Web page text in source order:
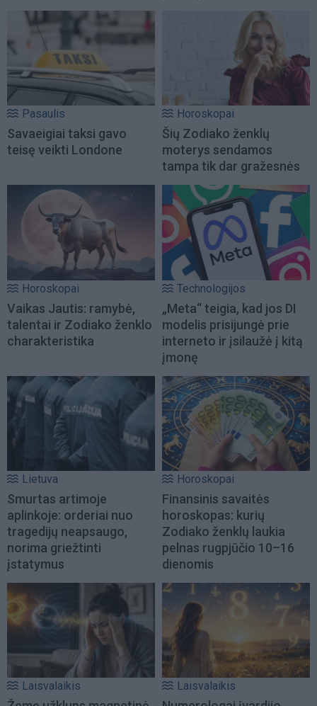
Pasaulis
Savaeigiai taksi gavo
teisę veikti Londone
Horoskopai
Šių Zodiako ženklų
moterys sendamos
tampa tik dar gražesnės
Horoskopai
Vaikas Jautis: ramybė,
talentai ir Zodiako ženklo
charakteristika
Technologijos
„Meta“ teigia, kad jos DI
modelis prisijungė prie
interneto ir įsilaužė į kitą
įmonę
Lietuva
Smurtas artimoje
aplinkoje: orderiai nuo
tragedijų neapsaugo,
norima griežtinti
įstatymus
Horoskopai
Finansinis savaitės
horoskopas: kurių
Zodiako ženklų laukia
pelnas rugpjūčio 10–16
dienomis
Laisvalaikis Laisvalaikis